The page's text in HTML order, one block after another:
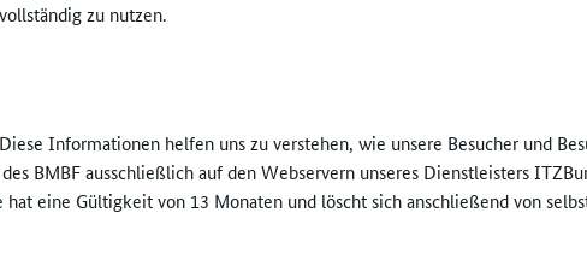
zu nutzen.
Informationen helfen uns zu verstehen, wie unsere Besucher und
BMBF ausschließlich auf den Webservern unseres Dienstleisters
eine Gültigkeit von 13 Monaten und löscht sich anschließend von
in den Blick der der pädagogischen Fachlichkeit zu rücken. In
erhielt überhaupt stärkere politische Aufmerksamkeit.
Verständlich also, dass die „Initiative Große Kinder e.V.“ –